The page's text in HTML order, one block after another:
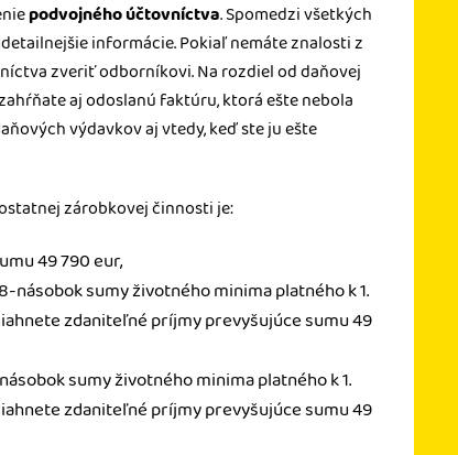
podvojného účtovníctva. Spomedzi všetkých
informácie. Pokiaľ nemáte znalosti z
zveriť odborníkovi. Na rozdiel od daňovej
aj odoslanú faktúru, ktorá ešte nebola
výdavkov aj vtedy, keď ste ju ešte
zárobkovej činnosti je:
49 790 eur,
násobok sumy životného minima platného k 1.
zdaniteľné príjmy prevyšujúce sumu 49
sumy životného minima platného k 1.
zdaniteľné príjmy prevyšujúce sumu 49